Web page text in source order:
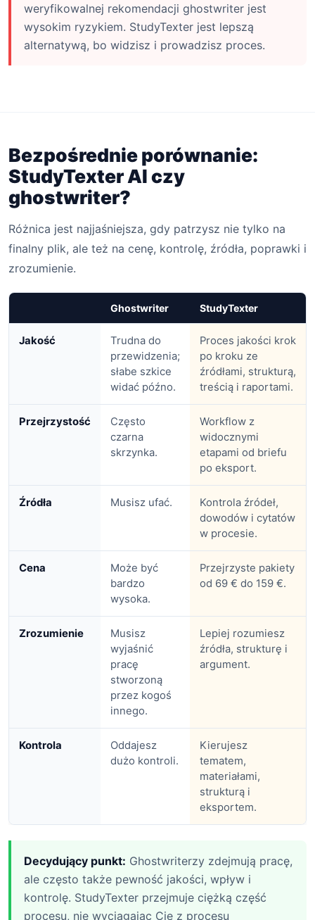
weryfikowalnej rekomendacji ghostwriter jest
wysokim ryzykiem. StudyTexter jest lepszą
alternatywą, bo widzisz i prowadzisz proces.
Bezpośrednie porównanie:
StudyTexter AI czy
ghostwriter?
Różnica jest najjaśniejsza, gdy patrzysz nie tylko na
finalny plik, ale też na cenę, kontrolę, źródła, poprawki i
zrozumienie.
Ghostwriter StudyTexter
Jakość
Trudna do
przewidzenia;
słabe szkice
widać późno.
Proces jakości krok
po kroku ze
źródłami, strukturą,
treścią i raportami.
Przejrzystość
Często
czarna
skrzynka.
Workflow z
widocznymi
etapami od briefu
po eksport.
Źródła Musisz ufać.
Kontrola źródeł,
dowodów i cytatów
w procesie.
Cena
Może być
bardzo
wysoka.
Przejrzyste pakiety
od 69 € do 159 €.
Zrozumienie
Musisz
wyjaśnić
pracę
stworzoną
przez kogoś
innego.
Lepiej rozumiesz
źródła, strukturę i
argument.
Kontrola
Oddajesz
dużo kontroli.
Kierujesz
tematem,
materiałami,
strukturą i
eksportem.
Decydujący punkt: Ghostwriterzy zdejmują pracę,
ale często także pewność jakości, wpływ i
kontrolę. StudyTexter przejmuje ciężką część
procesu, nie wyciągając Cię z procesu